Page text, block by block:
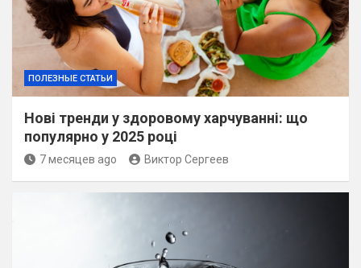
ПОЛЕЗНЫЕ СТАТЬИ
Нові тренди у здоровому харчуванні: що
популярно у 2025 році
7 месяцев ago Виктор Сергеев